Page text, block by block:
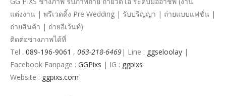
แต่งงาน | พรีเวดดิ้ง Pre Wedding | รับปริญญา | ถ่ายแบบแฟชั่น |
ถ่ายสินค้า | ถ่ายอีเว้นท์)
ติดต่อช่างภาพได้ที่
Tel . 089-196-9061 , 063-218-6469| Line : ggseloolay |
Facebook Fanpage : GGPixs | IG : ggpixs
Website : ggpixs.com